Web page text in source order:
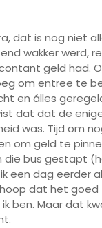
dat is nog niet
wakker werd,
geld had.
om entree te
en álles
dat dat de
was. Tijd om
om geld te
die bus gestapt
een dag eerder
dat het goed
ben. Maar dat